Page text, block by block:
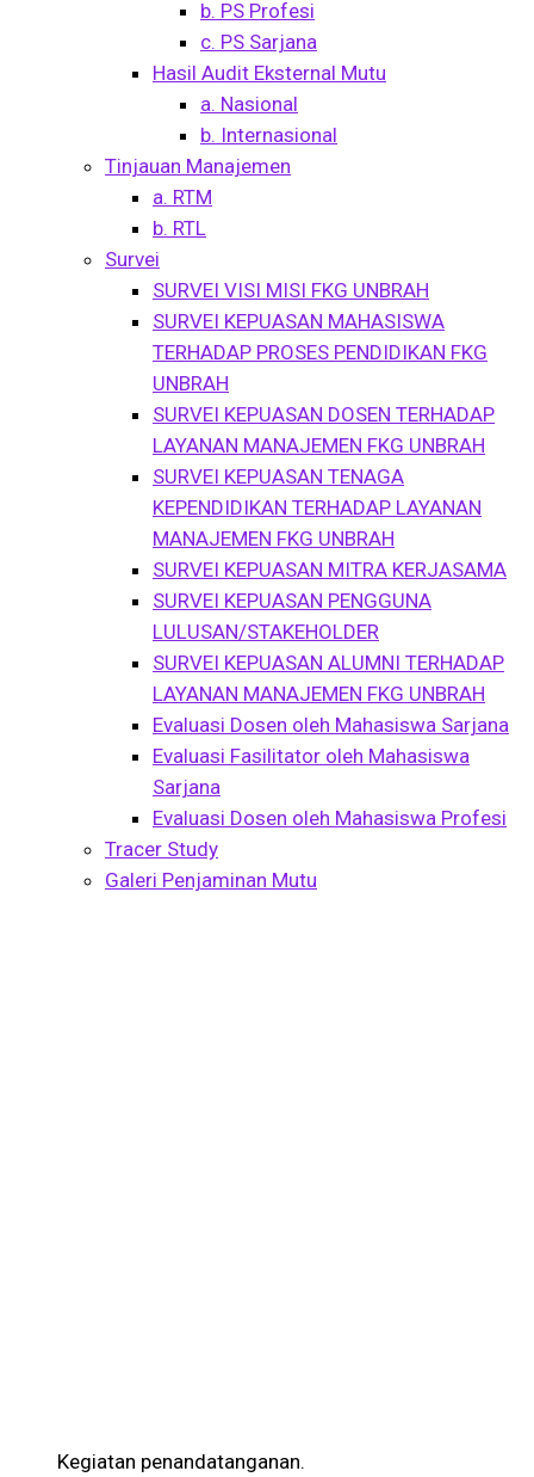
b. PS Profesi
c. PS Sarjana
Hasil Audit Eksternal Mutu
a. Nasional
b. Internasional
Tinjauan Manajemen
a. RTM
b. RTL
Survei
SURVEI VISI MISI FKG UNBRAH
SURVEI KEPUASAN MAHASISWA
TERHADAP PROSES PENDIDIKAN FKG
UNBRAH
SURVEI KEPUASAN DOSEN TERHADAP
LAYANAN MANAJEMEN FKG UNBRAH
SURVEI KEPUASAN TENAGA
KEPENDIDIKAN TERHADAP LAYANAN
MANAJEMEN FKG UNBRAH
SURVEI KEPUASAN MITRA KERJASAMA
SURVEI KEPUASAN PENGGUNA
LULUSAN/STAKEHOLDER
SURVEI KEPUASAN ALUMNI TERHADAP
LAYANAN MANAJEMEN FKG UNBRAH
Evaluasi Dosen oleh Mahasiswa Sarjana
Evaluasi Fasilitator oleh Mahasiswa
Sarjana
Evaluasi Dosen oleh Mahasiswa Profesi
Tracer Study
Galeri Penjaminan Mutu
Kegiatan penandatanganan.